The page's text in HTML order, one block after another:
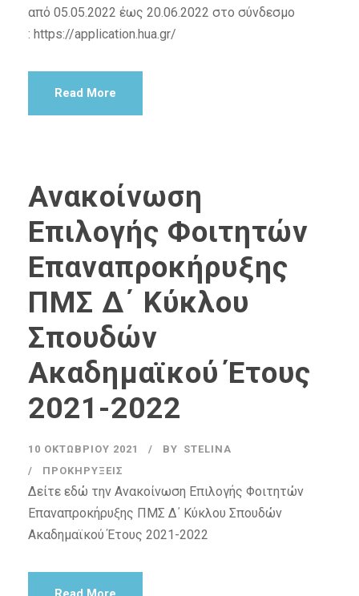
από 05.05.2022 έως 20.06.2022 στο σύνδεσμο
: https://application.hua.gr/
Read More
Ανακοίνωση
Επιλογής Φοιτητών
Επαναπροκήρυξης
ΠΜΣ Δ΄ Κύκλου
Σπουδών
Ακαδημαϊκού Έτους
2021-2022
10 ΟΚΤΩΒΡΊΟΥ 2021 BY STELINA
ΠΡΟΚΗΡΎΞΕΙΣ
Δείτε εδώ την Ανακοίνωση Επιλογής Φοιτητών
Επαναπροκήρυξης ΠΜΣ Δ΄ Κύκλου Σπουδών
Ακαδημαϊκού Έτους 2021-2022